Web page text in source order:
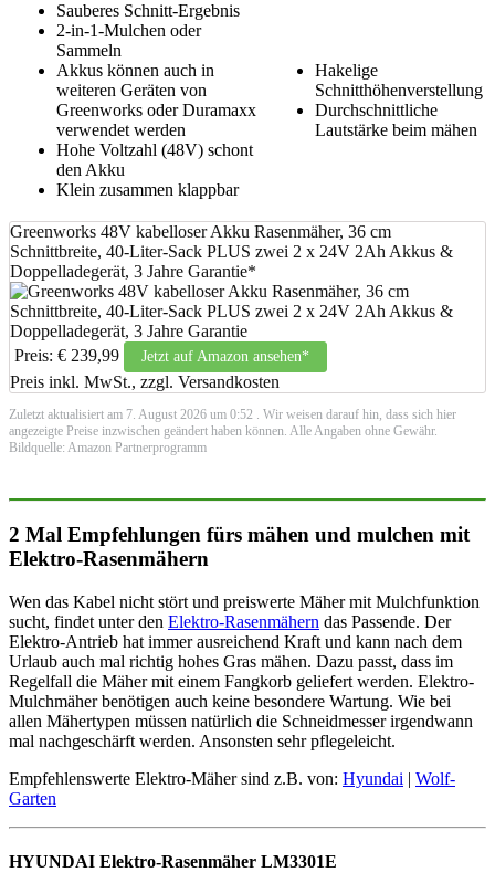
Sauberes Schnitt-Ergebnis
2-in-1-Mulchen oder
Sammeln
Akkus können auch in
weiteren Geräten von
Greenworks oder Duramaxx
verwendet werden
Hohe Voltzahl (48V) schont
den Akku
Klein zusammen klappbar
Hakelige
Schnitthöhenverstellung
Durchschnittliche
Lautstärke beim mähen
Greenworks 48V kabelloser Akku Rasenmäher, 36 cm
Schnittbreite, 40-Liter-Sack PLUS zwei 2 x 24V 2Ah Akkus &
Doppelladegerät, 3 Jahre Garantie*
Preis: € 239,99 Jetzt auf Amazon ansehen*
Preis inkl. MwSt., zzgl. Versandkosten
Zuletzt aktualisiert am 7. August 2026 um 0:52 . Wir weisen darauf hin, dass sich hier
angezeigte Preise inzwischen geändert haben können. Alle Angaben ohne Gewähr.
Bildquelle: Amazon Partnerprogramm
2 Mal Empfehlungen fürs mähen und mulchen mit
Elektro-Rasenmähern
Wen das Kabel nicht stört und preiswerte Mäher mit Mulchfunktion
sucht, findet unter den Elektro-Rasenmähern das Passende. Der
Elektro-Antrieb hat immer ausreichend Kraft und kann nach dem
Urlaub auch mal richtig hohes Gras mähen. Dazu passt, dass im
Regelfall die Mäher mit einem Fangkorb geliefert werden. Elektro-
Mulchmäher benötigen auch keine besondere Wartung. Wie bei
allen Mähertypen müssen natürlich die Schneidmesser irgendwann
mal nachgeschärft werden. Ansonsten sehr pflegeleicht.
Empfehlenswerte Elektro-Mäher sind z.B. von: Hyundai | Wolf-
Garten
HYUNDAI Elektro-Rasenmäher LM3301E